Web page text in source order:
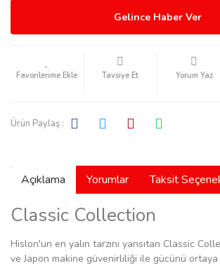
Gelince Haber Ver
Tavsiye Et Yorum Yaz
Ürün Paylaş :
Açıklama Yorumlar Taksit
Classic Collection
Hislon'un en yalın tarzını yansıtan Classic
ve Japon makine güvenirliliği ile gücünü ortaya